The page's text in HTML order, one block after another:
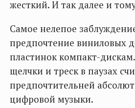
жесткий. И так далее и
Самое нелепое
предпочтение виниловых
пластинок компакт-
щелчки и треск в паузах
предпочтительней
цифровой музыки.